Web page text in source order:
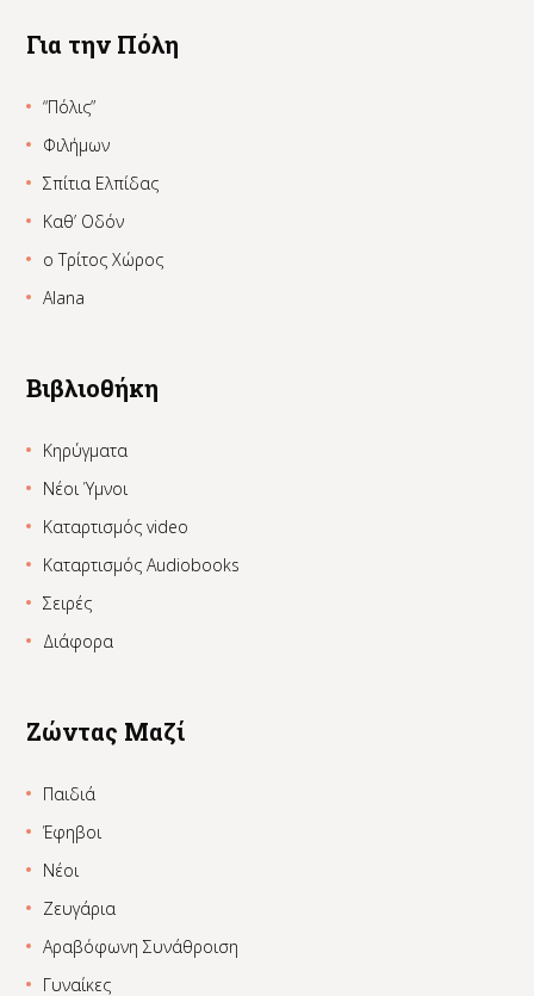
Για την Πόλη
“Πόλις”
Φιλήμων
Σπίτια Ελπίδας
Καθ’ Οδόν
ο Τρίτος Χώρος
Alana
Βιβλιοθήκη
Κηρύγματα
Νέοι Ύμνοι
Καταρτισμός video
Καταρτισμός Audiobooks
Σειρές
Διάφορα
Ζώντας Μαζί
Παιδιά
Έφηβοι
Νέοι
Ζευγάρια
Αραβόφωνη Συνάθροιση
Γυναίκες